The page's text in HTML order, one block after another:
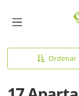
Ordenar